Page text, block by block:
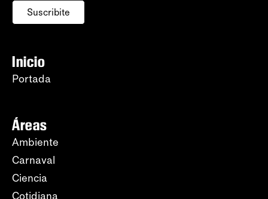
Suscribite
Inicio
Portada
Áreas
Ambiente
Carnaval
Ciencia
Cotidiana